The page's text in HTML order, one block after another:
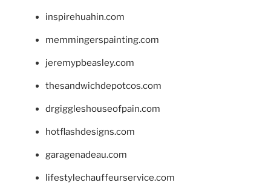
inspirehuahin.com
memmingerspainting.com
jeremypbeasley.com
thesandwichdepotcos.com
drgiggleshouseofpain.com
hotflashdesigns.com
garagenadeau.com
lifestylechauffeurservice.com